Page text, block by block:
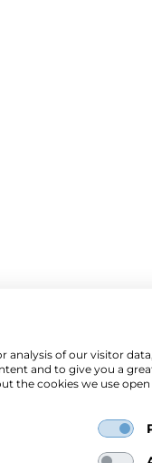
analysis of our visitor
and to give you a
the cookies we use